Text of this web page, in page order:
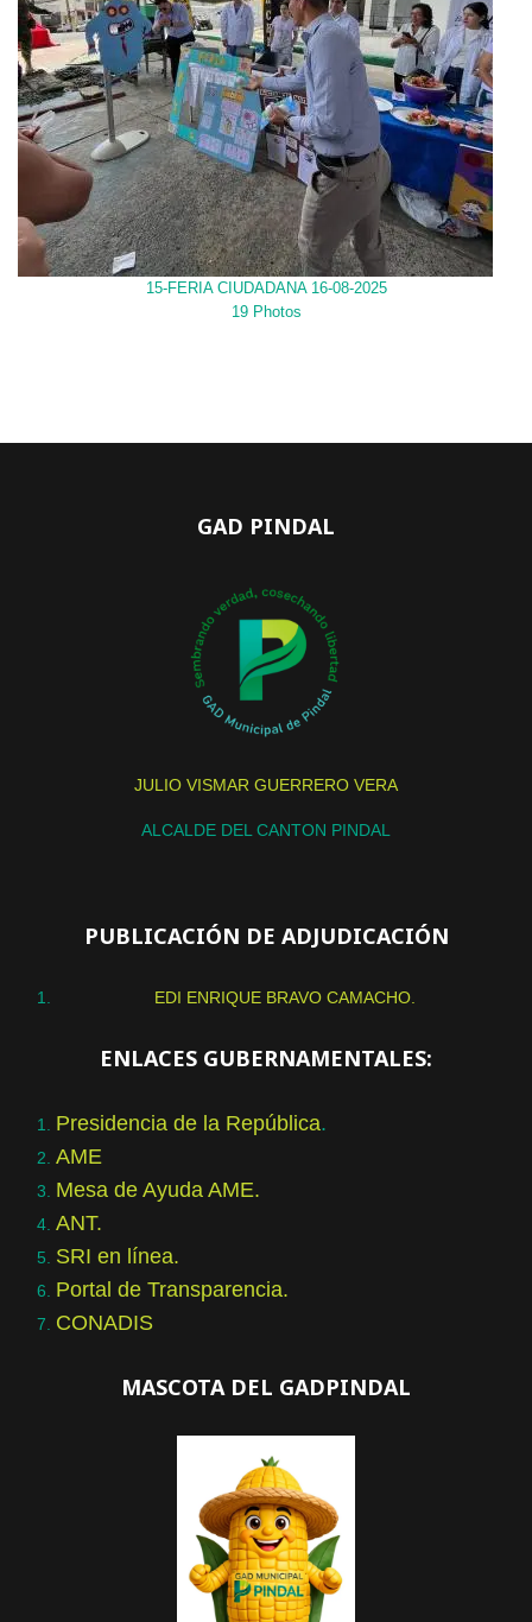
15-FERIA CIUDADANA 16-08-2025
19 Photos
GAD PINDAL
JULIO VISMAR GUERRERO VERA
ALCALDE DEL CANTON PINDAL
PUBLICACIÓN DE ADJUDICACIÓN
EDI ENRIQUE BRAVO CAMACHO.
ENLACES GUBERNAMENTALES:
Presidencia de la República.
AME
Mesa de Ayuda AME.
ANT.
SRI en línea.
Portal de Transparencia.
CONADIS
MASCOTA DEL GADPINDAL